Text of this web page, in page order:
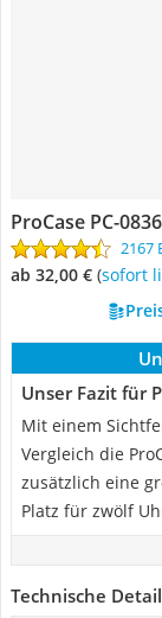
ProCase PC-
2167
ab 32,00 € ( Sofort
Unser Fazit für
Mit einem
Vergleich die
zusätzlich eine
Platz für zwölf
Technische